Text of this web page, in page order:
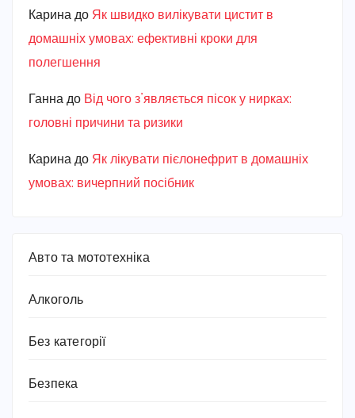
Карина до Як швидко вилікувати цистит в
домашніх умовах: ефективні кроки для
полегшення
Ганна до Від чого з’являється пісок у нирках:
головні причини та ризики
Карина до Як лікувати пієлонефрит в домашніх
умовах: вичерпний посібник
Авто та мототехніка
Алкоголь
Без категорії
Безпека